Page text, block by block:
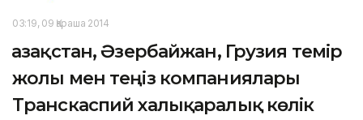
03:19, 09 Қараша 2014
Қазақстан, Әзербайжан, Грузия темір
жолы мен теңіз компаниялары
Транскаспий халықаралық көлік